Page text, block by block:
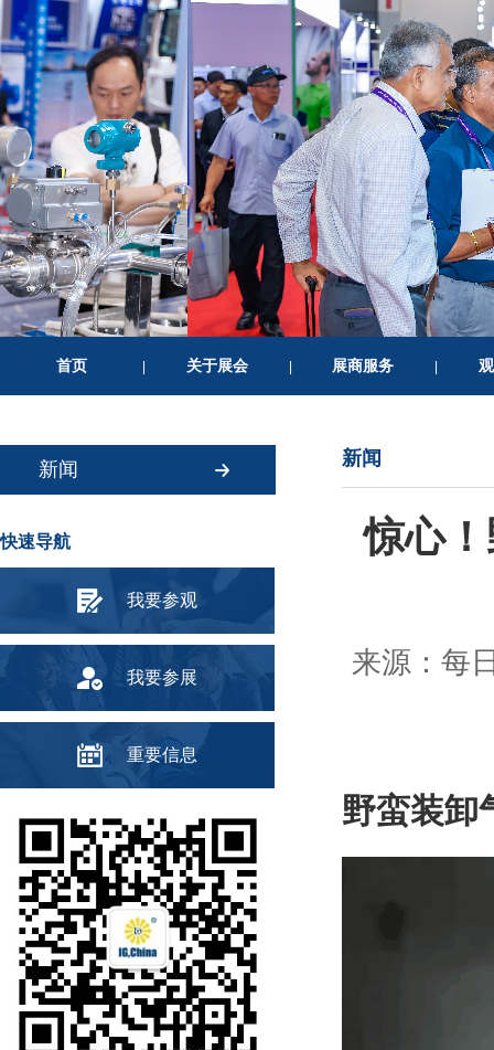
首页 | 关于展会 | 展商服务 |
新闻
快速导航
我要参观
我要参展
重要信息
新闻
惊心
来源：每
野蛮装卸